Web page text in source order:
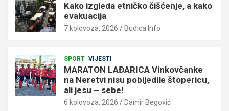
Kako izgleda etničko čišćenje, a kako
evakuacija
7 kolovoza, 2026 Budica Info
SPORT VIJESTI
MARATON LAĐARICA Vinkovčanke
na Neretvi nisu pobijedile štopericu,
ali jesu – sebe!
6 kolovoza, 2026 Damir Begović